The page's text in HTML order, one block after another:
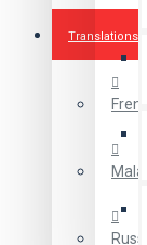
Translations